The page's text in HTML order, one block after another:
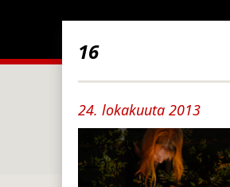
16
24. lokakuuta 2013